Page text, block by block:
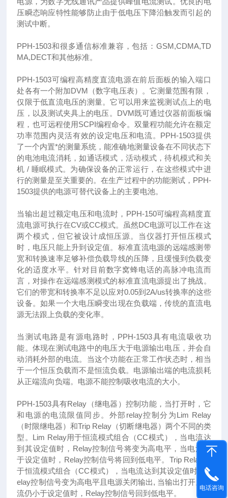
压瞬态响应特性能够防止由于低电压下降沿触发而引起的
测试中断。
PPH-1503和很多通信标准兼容，包括：GSM,CDMA,TD
MA,DECT和其他标准。
PPH-1503可编程高精度直流电源在前后面板的输入端口
处各有一个附加DVM（数字电压表）。它测量范围有限，
仅限于低直流电压的测量。它可以用来监视测试点上的电
压，以及测试夹具上的电压。DVM既可通过仪器前面板编
程，也可远程使用SCPI编程命令。双量程功能允许在额定
功率范围内灵活有效的设定电压和电流。PPH-1503提供
了一个内置*的测量系统，能准确地测量设备在不同状态下
的电池电流消耗，如通话模式，活动模式，待机模式和关
机 / 睡眠模式。为确保设备的正常运行，在这些模式中进
行的测量是至关重要的。在生产过程中的功能测试，PPH-
1503提供的电源可替代设备上的主要电池。
当输出超过额定电压和电流时，PPH-150可编程高精度直
流电源可执行在CV或CC模式。虽然DC电源可以工作在这
两个模式，但它被设计成恒压源。当仪器打开恒压模式
时，电压只能上升到设定值。标准直流电源的远端感测带
宽和转换速率足够补偿负载导线的压降，且缓慢到负载变
化的适度水平。针对目前数字窝蜂电话的高脉冲电流而
言，对操作在远端感测模式的标准直流电源提出了挑战。
它们的带宽和转换率不足以应对0.05到2A/us转换率的这些
设备。如果一个大电压瞬变出现在负载端，传统的直流电
源无法跟上负载的变化率。
当测试电路是有源电路时，PPH-1503具有电流吸收功
能。体现在测试电路中的电压大于电源输出电压，并会自
动消耗外部的电流。当这个功能在正常工作状态时，相当
于一个恒压负载而不是恒流负载。电源输出端的电流损耗
从正端流向负端。电源不能控制吸收电流的大小。
PPH-1503具有Relay（继电器）控制功能，当打开时，它
和电源的电流限值同步。外部relay控制分为Lim Relay
（时限继电器）和Trip Relay（切断继电器）两个不同的类
型。Lim Relay用于恒流模式组合（CC模式），当电流达
到其设定值时，Relay控制信号将变为高电平，当电流低
于设定值时，Relay控制信号将回到低电平。Trip Relay用
于恒流模式组合（CC模式），当电流达到其设定值时，R
elay控制信号变为高电平且电源关闭输出, 当输出打开且电
流仍小于设定值时，Relay控制信号回到低电平。
电话咨询